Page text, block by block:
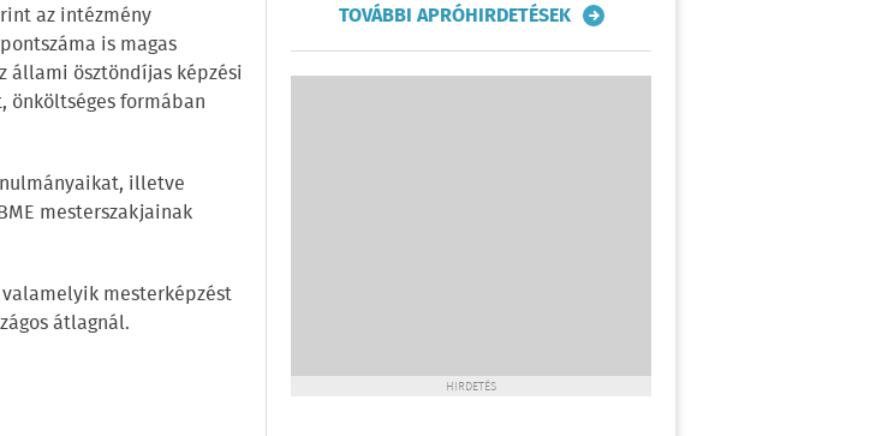
az intézmény
is magas
állami ösztöndíjas képzési
önköltséges formában
illetve
mesterszakjainak
mesterképzést
átlagnál.
TOVÁBBI APRÓHIRDETÉSEK
HIRDETÉS